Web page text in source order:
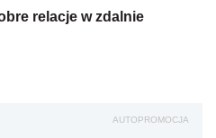
relacje w zdalnie
AUTOPROMOCJA